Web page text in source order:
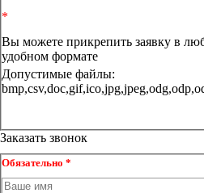
Вы можете прикрепить заявку в
удобном формате
Допустимые файлы:
Заказать звонок
Обязательно *